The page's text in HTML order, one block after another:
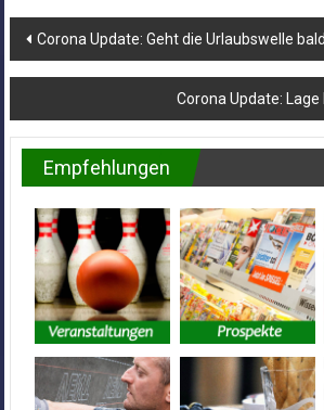
Beitragsnavigation
Corona Update: Geht die Urlaubswelle
Corona Update:
Empfehlungen